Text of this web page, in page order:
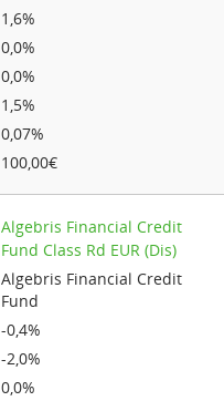
1,6%
0,0%
0,0%
1,5%
0,07%
100,00€
Algebris Financial Credit
Fund Class Rd EUR (Dis)
Algebris Financial Credit
Fund
-0,4%
-2,0%
0,0%